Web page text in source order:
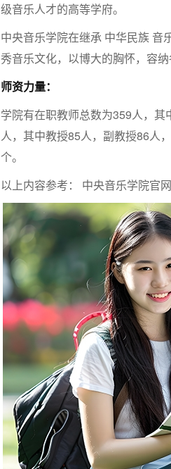
级音乐人才的高等学府。
中央音乐学院在继承 中华民族 音
秀音乐文化，以博大的胸怀，容
师资力量：
学院有在职教师总数为359人，
人，其中教授85人，副教授86人
个。
以上内容参考： 中央音乐学院